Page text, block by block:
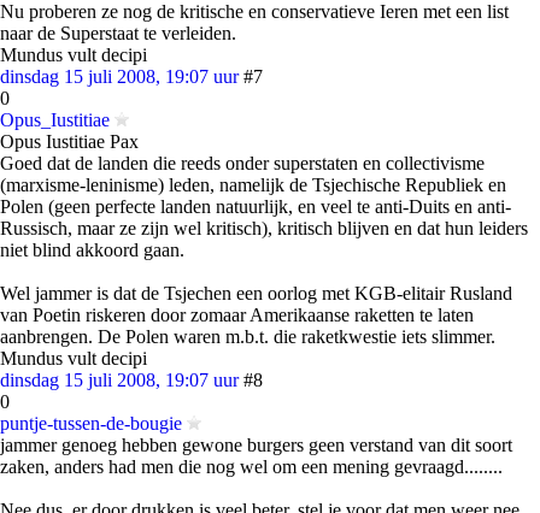
Nu proberen ze nog de kritische en conservatieve Ieren met een list
naar de Superstaat te verleiden.
Mundus vult decipi
dinsdag 15 juli 2008, 19:07 uur #7
0
Opus_Iustitiae
Opus Iustitiae Pax
Goed dat de landen die reeds onder superstaten en collectivisme
(marxisme-leninisme) leden, namelijk de Tsjechische Republiek en
Polen (geen perfecte landen natuurlijk, en veel te anti-Duits en anti-
Russisch, maar ze zijn wel kritisch), kritisch blijven en dat hun leiders
niet blind akkoord gaan.
Wel jammer is dat de Tsjechen een oorlog met KGB-elitair Rusland
van Poetin riskeren door zomaar Amerikaanse raketten te laten
aanbrengen. De Polen waren m.b.t. die raketkwestie iets slimmer.
Mundus vult decipi
dinsdag 15 juli 2008, 19:07 uur #8
0
puntje-tussen-de-bougie
jammer genoeg hebben gewone burgers geen verstand van dit soort
zaken, anders had men die nog wel om een mening gevraagd........